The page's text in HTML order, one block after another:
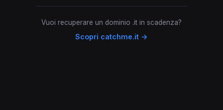
Vuoi recuperare un dominio .it in scadenza?
Scopri catchme.it →